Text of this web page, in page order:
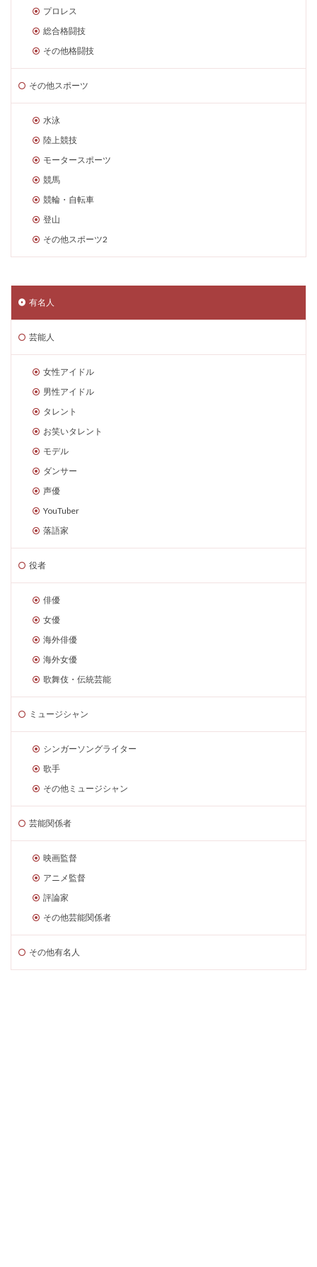
プロレス
総合格闘技
その他格闘技
その他スポーツ
水泳
陸上競技
モータースポーツ
競馬
競輪・自転車
登山
その他スポーツ2
有名人
芸能人
女性アイドル
男性アイドル
タレント
お笑いタレント
モデル
ダンサー
声優
YouTuber
落語家
役者
俳優
女優
海外俳優
海外女優
歌舞伎・伝統芸能
ミュージシャン
シンガーソングライター
歌手
その他ミュージシャン
芸能関係者
映画監督
アニメ監督
評論家
その他芸能関係者
その他有名人